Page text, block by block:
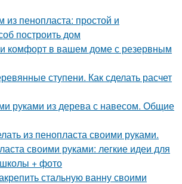
из пенопласта: простой и
построить дом
и комфорт в вашем доме с резервным
ступени. Как сделать расчет
руками из дерева с навесом. Общие
из пенопласта своими руками.
своими руками: легкие идеи для
+ фото
стальную ванну своими